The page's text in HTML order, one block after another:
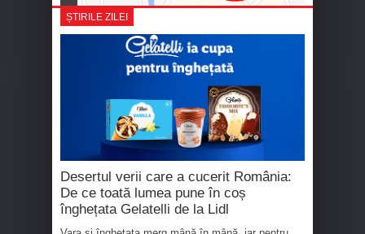
ȘTIRILE ZILEI
Desertul verii care a cucerit România:
De ce toată lumea pune în coș
înghețata Gelatelli de la Lidl